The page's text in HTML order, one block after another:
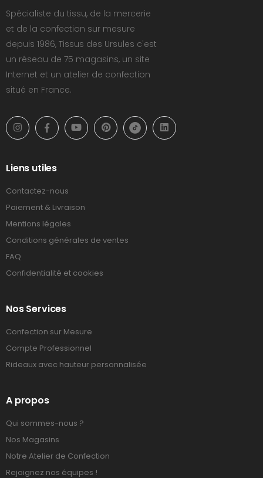
Spécialiste du tissu, de la mercerie
et de la confection sur mesure
depuis 1986, Tissus des Ursules c'est
un réseau de 75 magasins, un site
Internet et un atelier de confection
situé en France.
Liens utiles
Contactez-nous
Paiement & Livraison
Mentions légales
Conditions générales de ventes
FAQ
Confidentialité et cookies
Nos Services
Confection sur Mesure
Compte Professionnel
Rideaux avec hauteur personnalisée
A propos
Qui sommes-nous ?
Nos Magasins
Notre Atelier de Confection
Rejoignez nos équipes !